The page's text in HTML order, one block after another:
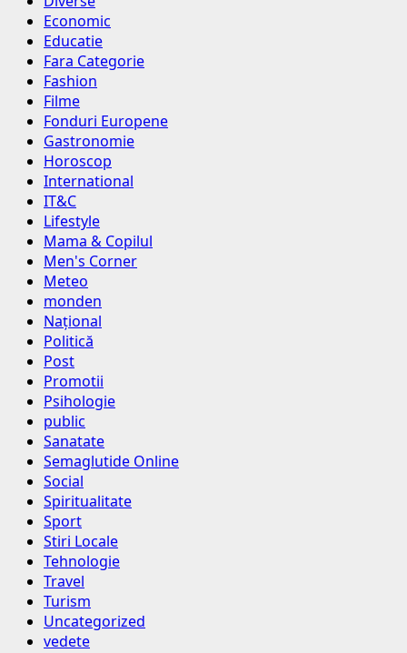
Economic
Educatie
Fara Categorie
Fashion
Filme
Fonduri Europene
Gastronomie
Horoscop
International
IT&C
Lifestyle
Mama & Copilul
Men's Corner
Meteo
monden
Național
Politică
Post
Promotii
Psihologie
public
Sanatate
Semaglutide Online
Social
Spiritualitate
Sport
Stiri Locale
Tehnologie
Travel
Turism
Uncategorized
vedete